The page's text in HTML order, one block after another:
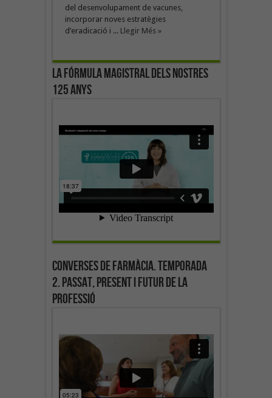
del desenvolupament de vacunes,
incorporar noves estratègies
d’eradicació i ... Llegir Més »
La fórmula magistral dels nostres
125 anys
Converses de farmàcia. Temporada
2. Passat, present i futur de la
professió